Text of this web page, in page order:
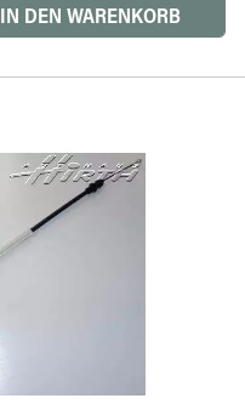
IN DEN WARENKORB